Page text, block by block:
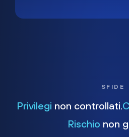
SFIDE
Privilegi non controllati.
Rischio non